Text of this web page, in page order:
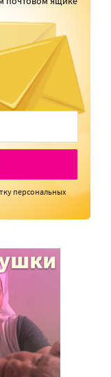
персональных